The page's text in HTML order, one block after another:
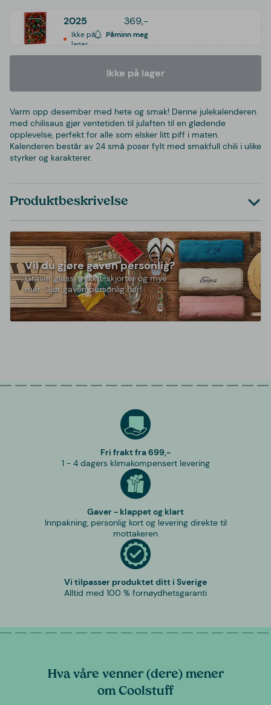
2025 369,-
Ikke på
lager
Påminn meg
Ikke på lager
Varm opp desember med hete og smak! Denne julekalenderen
med chilisaus gjør ventetiden til julaften til en glødende
opplevelse, perfekt for alle som elsker litt piff i maten.
Kalenderen består av 24 små poser fylt med smakfull chili i ulike
styrker og karakterer.
Produktbeskrivelse
Vil du gjøre gaven personlig?
Graver glass, trykk t-skjorter og mye
mer. Gjør gaven personlig her!
Fri frakt fra 699,-
1 - 4 dagers klimakompensert levering
Gaver - klappet og klart
Innpakning, personlig kort og levering direkte til
mottakeren
Vi tilpasser produktet ditt i Sverige
Alltid med 100 % fornøydhetsgaranti
Hva våre venner (dere) mener
om Coolstuff